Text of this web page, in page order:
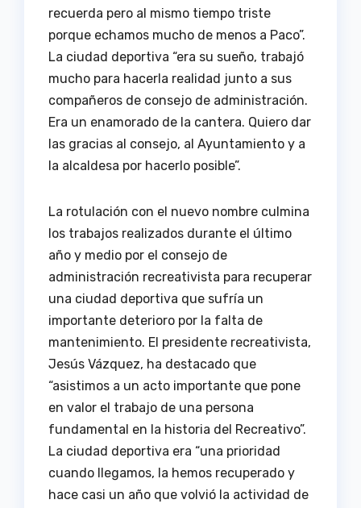
recuerda pero al mismo tiempo triste
porque echamos mucho de menos a Paco”.
La ciudad deportiva “era su sueño, trabajó
mucho para hacerla realidad junto a sus
compañeros de consejo de administración.
Era un enamorado de la cantera. Quiero dar
las gracias al consejo, al Ayuntamiento y a
la alcaldesa por hacerlo posible”.
La rotulación con el nuevo nombre culmina
los trabajos realizados durante el último
año y medio por el consejo de
administración recreativista para recuperar
una ciudad deportiva que sufría un
importante deterioro por la falta de
mantenimiento. El presidente recreativista,
Jesús Vázquez, ha destacado que
“asistimos a un acto importante que pone
en valor el trabajo de una persona
fundamental en la historia del Recreativo”.
La ciudad deportiva era “una prioridad
cuando llegamos, la hemos recuperado y
hace casi un año que volvió la actividad de